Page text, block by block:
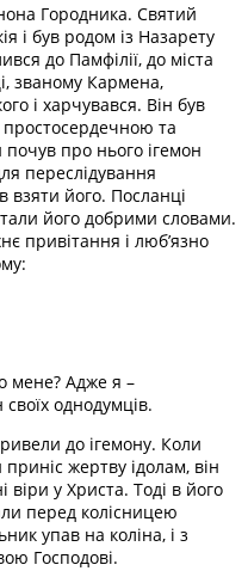
Городника. Святий
і був родом із Назарету
до Памфілії, до міста
званому Кармена,
і харчувався. Він був
та
про нього ігемон
переслідування
взяти його. Посланці
його добрими словами.
привітання і люб’язно
мене? Адже я –
однодумців.
до ігемону. Коли
жертву ідолам, він
у Христа. Тоді в його
перед колісницею
упав на коліна, і з
Господові.